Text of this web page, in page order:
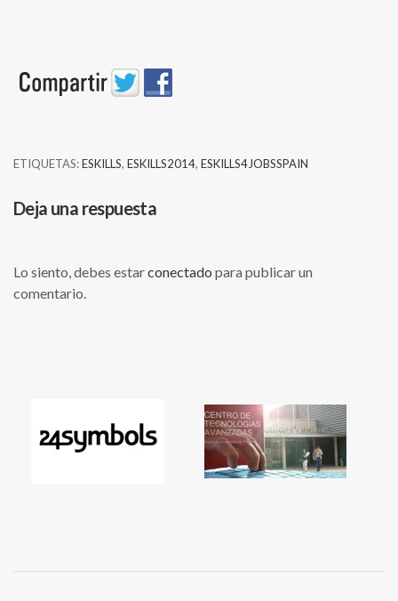
ETIQUETAS:ESKILLS, ESKILLS2014, ESKILLS4JOBSSPAIN
Deja una respuesta
Lo siento, debes estarconectado para publicar un
comentario.